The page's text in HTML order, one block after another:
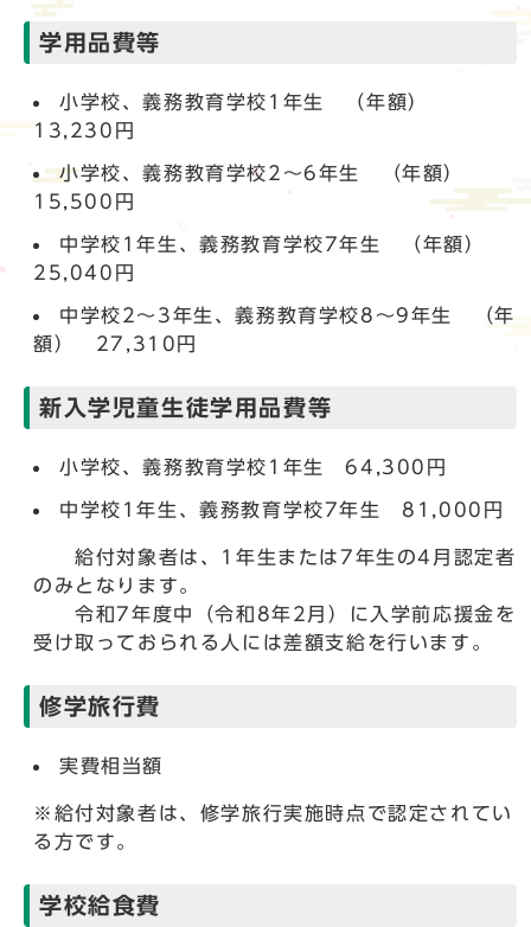
学用品費等
小学校、義務教育学校1年生 （年額）
13,230円
小学校、義務教育学校2～6年生 （年額）
15,500円
中学校1年生、義務教育学校7年生 （年額）
25,040円
中学校2～3年生、義務教育学校8～9年生 （年
額） 27,310円
新入学児童生徒学用品費等
小学校、義務教育学校1年生 64,300円
中学校1年生、義務教育学校7年生 81,000円
給付対象者は、1年生または7年生の4月認定者
のみとなります。
令和7年度中（令和8年2月）に入学前応援金を
受け取っておられる人には差額支給を行います。
修学旅行費
実費相当額
※給付対象者は、修学旅行実施時点で認定されてい
る方です。
学校給食費